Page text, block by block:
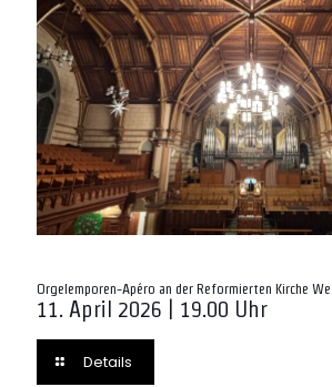
Orgelemporen-Apéro an der Reformierten Kirche
11. April 2026 | 19.00 Uhr
Details